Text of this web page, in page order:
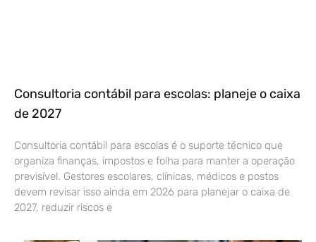
Consultoria contábil para escolas: planeje o caixa
de 2027
Consultoria contábil para escolas é o suporte técnico que
organiza finanças, impostos e folha para manter a operação
previsível. Gestores escolares, clínicas, médicos e postos
devem revisar isso ainda em 2026 para planejar o caixa de
2027, reduzir riscos e